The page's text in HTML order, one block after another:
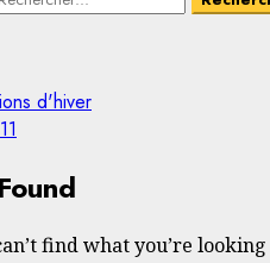
d'hiver
find what you’re